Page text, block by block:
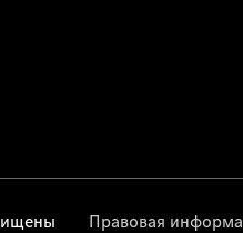
Правовая